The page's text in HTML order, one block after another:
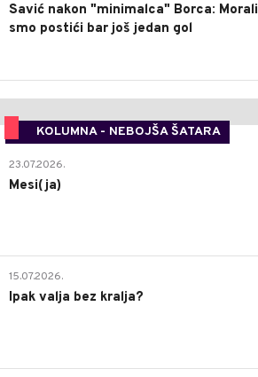
Savić nakon "minimalca" Borca: Morali
smo postići bar još jedan gol
KOLUMNA - NEBOJŠA ŠATARA
23.07.2026.
Mesi(ja)
15.07.2026.
Ipak valja bez kralja?